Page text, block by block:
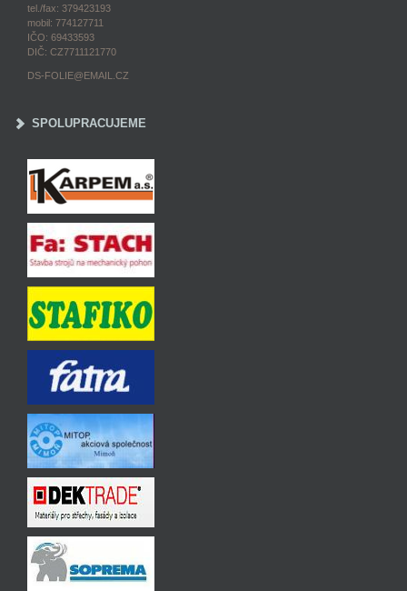
tel./fax: 379423193
mobil: 774127711
IČO: 69433593
DIČ: CZ7711121770
DS-FOLIE@EMAIL.CZ
SPOLUPRACUJEME